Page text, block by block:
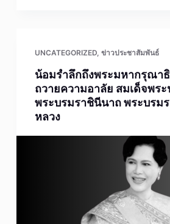
UNCATEGORIZED, ข่าวประชาสัมพันธ์
น้อมรำลึกถึงพระมหากรุณา
ถวายความอาลัย สมเด็จพระ
พระบรมราชินีนาถ พระบรม
หลวง